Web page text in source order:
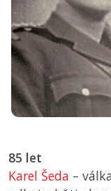
85 let
Karel Šeda –